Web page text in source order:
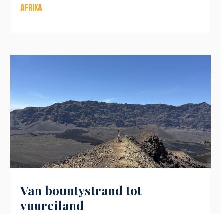
Afrika
Van bountystrand tot
vuureiland